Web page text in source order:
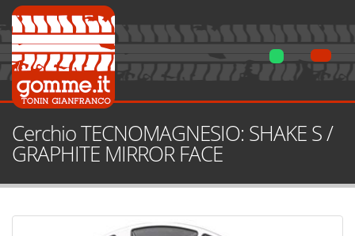
Cerchio TECNOMAGNESIO: SHAKE S /
GRAPHITE MIRROR FACE